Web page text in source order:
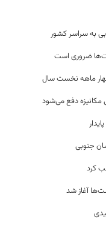
ضروری است
مکانیزه دفع می‌شود
جنوبی
کرد